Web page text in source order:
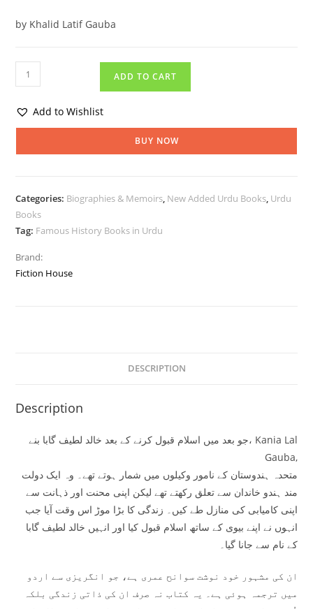
by Khalid Latif Gauba
ADD TO CART
Add to Wishlist
BUY NOW
Categories: Biographies & Memoirs, New Added Urdu Books, Urdu
Books
Tag: Famous History Books in Urdu
Brand:
Fiction House
DESCRIPTION
Description
جو بعد میں اسلام قبول کرنے کے بعد خالد لطیف گابا بنے، Kania Lal
Gauba,
متحدہ ہندوستان کے نامور وکیلوں میں شمار ہوتے تھے۔ وہ ایک دولت
مند ہندو خاندان سے تعلق رکھتے تھے لیکن اپنی محنت اور ذہانت سے
اپنی کامیابی کی منازل طے کیں۔ زندگی کا بڑا موڑ اس وقت آیا جب
انہوں نے اپنے بیوی کے ساتھ اسلام قبول کیا اور انہیں خالد لطیف گابا
کے نام سے جانا گیا۔
میں ترجمہ ہوئی ہے۔ یہ کتاب نہ صرف ان کی ذاتی زندگی بلکہ